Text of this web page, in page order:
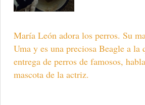
María León adora los perros. Su
Uma y es una preciosa Beagle a la
entrega de perros de famosos,
mascota de la actriz.